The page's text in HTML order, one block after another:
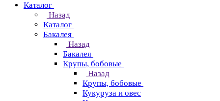
Каталог
Назад
Каталог
Бакалея
Назад
Бакалея
Крупы, бобовые
Назад
Крупы, бобовые
Кукуруза и овес